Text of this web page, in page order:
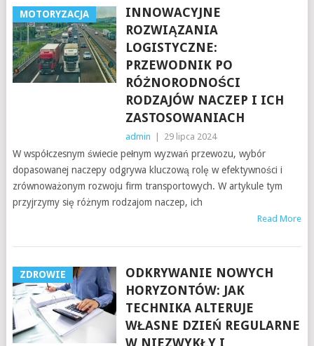
MOTORYZACJA
INNOWACYJNE
ROZWIĄZANIA
LOGISTYCZNE:
PRZEWODNIK PO
RÓŻNORODNOŚCI
RODZAJÓW NACZEP I ICH
ZASTOSOWANIACH
admin 29 lipca 2024
W współczesnym świecie pełnym wyzwań przewozu, wybór
dopasowanej naczepy odgrywa kluczową rolę w efektywności i
zrównoważonym rozwoju firm transportowych. W artykule tym
przyjrzymy się różnym rodzajom naczep, ich
Read More
ZDROWIE
ODKRYWANIE NOWYCH
HORYZONTÓW: JAK
TECHNIKA ALTERUJE
WŁASNE DZIEŃ REGULARNE
W NIEZWYKŁY I